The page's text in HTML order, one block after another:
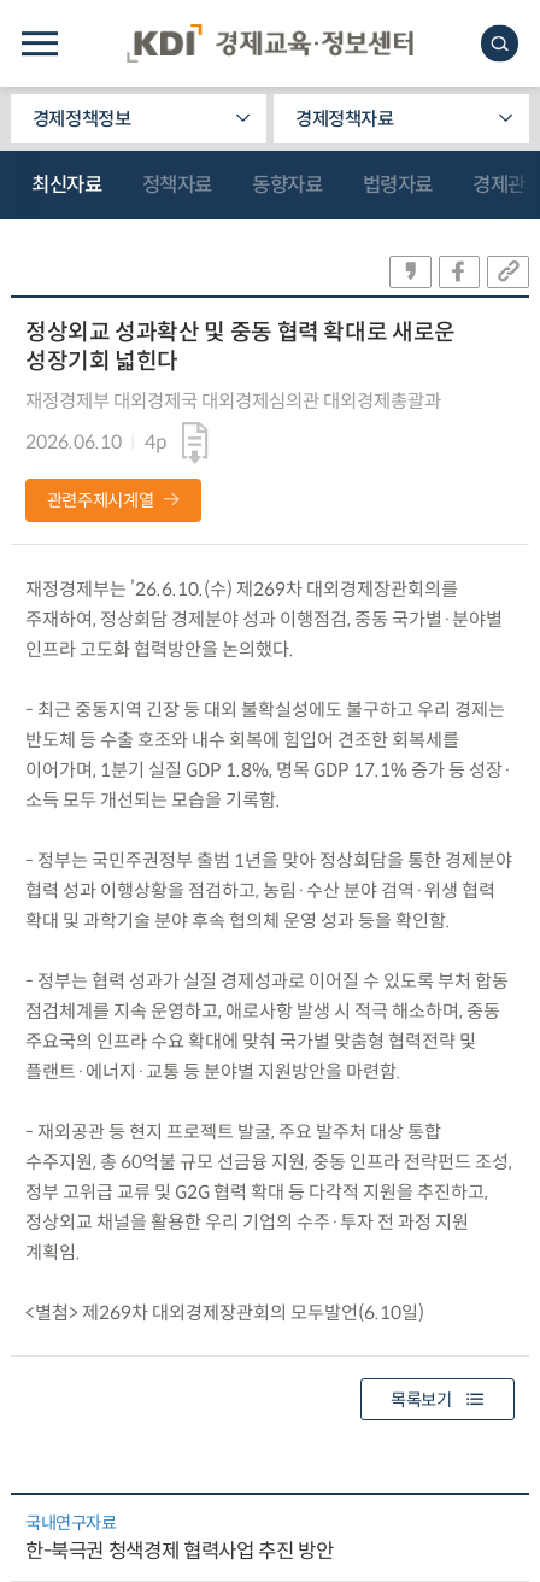
경제정책정보 경제정책자료
최신자료 정책자료 동향자료 법령자료 경제관
정상외교 성과확산 및 중동 협력 확대로 새로운
성장기회 넓힌다
재정경제부 대외경제국 대외경제심의관 대외경제총괄과
2026.06.10
4p
관련주제시계열
재정경제부는 ’26.6.10.(수) 제269차 대외경제장관회의를
주재하여, 정상회담 경제분야 성과 이행점검, 중동 국가별·분야별
인프라 고도화 협력방안을 논의했다.
- 최근 중동지역 긴장 등 대외 불확실성에도 불구하고 우리 경제는
반도체 등 수출 호조와 내수 회복에 힘입어 견조한 회복세를
이어가며, 1분기 실질 GDP 1.8%, 명목 GDP 17.1% 증가 등 성장·
소득 모두 개선되는 모습을 기록함.
- 정부는 국민주권정부 출범 1년을 맞아 정상회담을 통한 경제분야
협력 성과 이행상황을 점검하고, 농림·수산 분야 검역·위생 협력
확대 및 과학기술 분야 후속 협의체 운영 성과 등을 확인함.
- 정부는 협력 성과가 실질 경제성과로 이어질 수 있도록 부처 합동
점검체계를 지속 운영하고, 애로사항 발생 시 적극 해소하며, 중동
주요국의 인프라 수요 확대에 맞춰 국가별 맞춤형 협력전략 및
플랜트·에너지·교통 등 분야별 지원방안을 마련함.
- 재외공관 등 현지 프로젝트 발굴, 주요 발주처 대상 통합
수주지원, 총 60억불 규모 선금융 지원, 중동 인프라 전략펀드 조성,
정부 고위급 교류 및 G2G 협력 확대 등 다각적 지원을 추진하고,
정상외교 채널을 활용한 우리 기업의 수주·투자 전 과정 지원
계획임.
<별첨> 제269차 대외경제장관회의 모두발언(6.10일)
목록보기
국내연구자료
한-북극권 청색경제 협력사업 추진 방안